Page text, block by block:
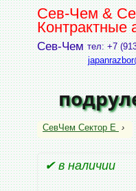
Сев-Чем &
Контрактные
Сев-Чем тел: +7
СевЧем Сектор Е ›
✔ в наличии